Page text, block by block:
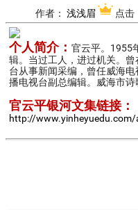
作者： 浅浅眉 点击
个人简介： 官云平。1955
辑。当过工人，进过机关。
台从事新闻采编，曾任威海
播电视台副总编辑。威海市诗
官云平银河文集链接：
http://